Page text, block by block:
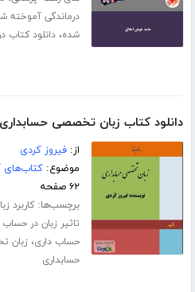
درماندگی آموخته
شده،دانلود کتاب
دانلود کتاب زبان تخصصی حسابداری
از:فیروز کردی
موضوع:کتاب‌های
۶۲ صفحه
برچسب‌ها:کاربرد
تاثیر زبان در حساب
حساب داری، زبان
حسابداری